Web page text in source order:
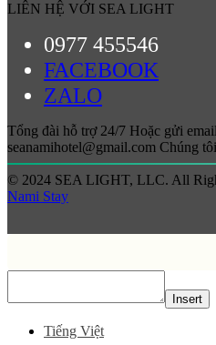
LIÊN HỆ VỚI SEA LIGHT
0977 455546
FACEBOOK
ZALO
Tổng đài hỗ trợ 24/7 Hoặc gửi
seanamihotel@gmail.com Chúng
© 2024 SEA LIGHT, LLC. All
Nami Stay
Insert
Tiếng Việt